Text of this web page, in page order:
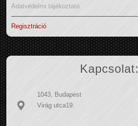
Adatvédelmi tájékoztató
Regisztráció
Kapcsolat:
1043, Budapest
Virág utca19.